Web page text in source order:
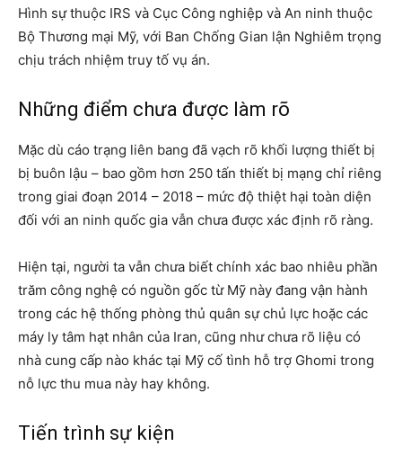
Hình sự thuộc IRS và Cục Công nghiệp và An ninh thuộc
Bộ Thương mại Mỹ, với Ban Chống Gian lận Nghiêm trọng
chịu trách nhiệm truy tố vụ án.
Những điểm chưa được làm rõ
Mặc dù cáo trạng liên bang đã vạch rõ khối lượng thiết bị
bị buôn lậu – bao gồm hơn 250 tấn thiết bị mạng chỉ riêng
trong giai đoạn 2014 – 2018 – mức độ thiệt hại toàn diện
đối với an ninh quốc gia vẫn chưa được xác định rõ ràng.
Hiện tại, người ta vẫn chưa biết chính xác bao nhiêu phần
trăm công nghệ có nguồn gốc từ Mỹ này đang vận hành
trong các hệ thống phòng thủ quân sự chủ lực hoặc các
máy ly tâm hạt nhân của Iran, cũng như chưa rõ liệu có
nhà cung cấp nào khác tại Mỹ cố tình hỗ trợ Ghomi trong
nỗ lực thu mua này hay không.
Tiến trình sự kiện